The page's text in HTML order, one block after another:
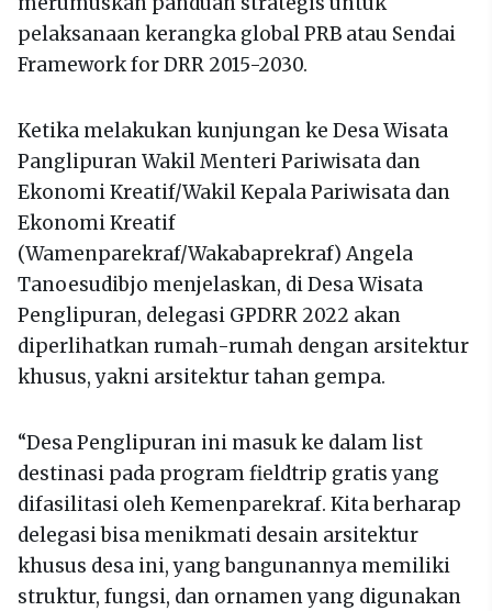
pelaksanaan kerangka global PRB atau Sendai
Framework for DRR 2015-2030.
Ketika melakukan kunjungan ke Desa Wisata
Panglipuran Wakil Menteri Pariwisata dan
Ekonomi Kreatif/Wakil Kepala Pariwisata dan
Ekonomi Kreatif
(Wamenparekraf/Wakabaprekraf) Angela
Tanoesudibjo menjelaskan, di Desa Wisata
Penglipuran, delegasi GPDRR 2022 akan
diperlihatkan rumah-rumah dengan arsitektur
khusus, yakni arsitektur tahan gempa.
“Desa Penglipuran ini masuk ke dalam list
destinasi pada program fieldtrip gratis yang
difasilitasi oleh Kemenparekraf. Kita berharap
delegasi bisa menikmati desain arsitektur
khusus desa ini, yang bangunannya memiliki
struktur, fungsi, dan ornamen yang digunakan